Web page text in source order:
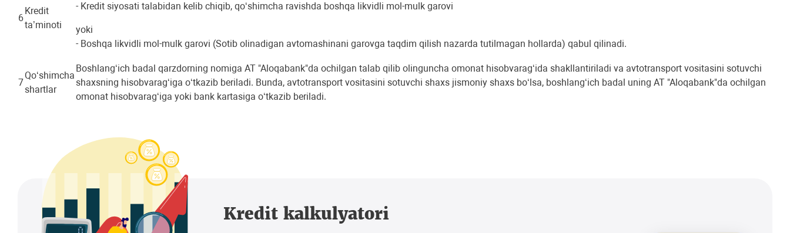
6
Kredit
ta’minoti
- Kredit siyosati talabidan kelib chiqib, qo‘shimcha ravishda boshqa likvidli mol-mulk garovi
yoki
- Boshqa likvidli mol-mulk garovi (Sotib olinadigan avtomashinani garovga taqdim qilish nazarda tutilmagan hollarda) qabul qilinadi.
7
Qo‘shimcha
shartlar
Boshlang‘ich badal qarzdorning nomiga AT "Aloqabank"da ochilgan talab qilib olinguncha omonat hisobvarag‘ida shakllantiriladi va avtotransport vositasini sotuvchi
shaxsning hisobvarag‘iga o‘tkazib beriladi. Bunda, avtotransport vositasini sotuvchi shaxs jismoniy shaxs bo‘lsa, boshlang‘ich badal uning AT "Aloqabank"da ochilgan
omonat hisobvarag‘iga yoki bank kartasiga o‘tkazib beriladi.
Kredit kalkulyatori